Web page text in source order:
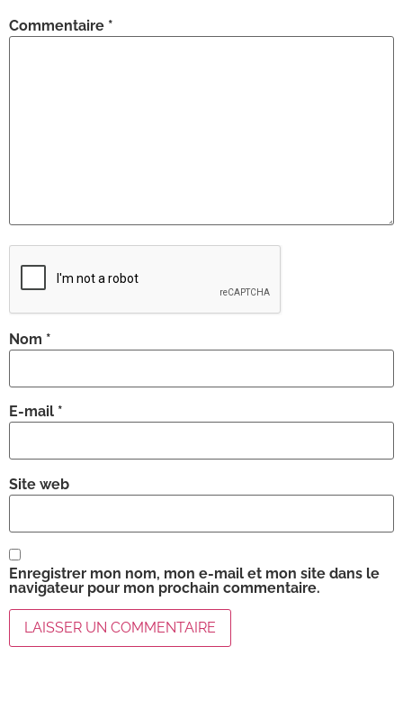
Commentaire *
Nom *
E-mail *
Site web
Enregistrer mon nom, mon e-mail et mon site dans le
navigateur pour mon prochain commentaire.